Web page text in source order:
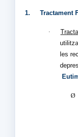
1. Tractament
·
les
Ø